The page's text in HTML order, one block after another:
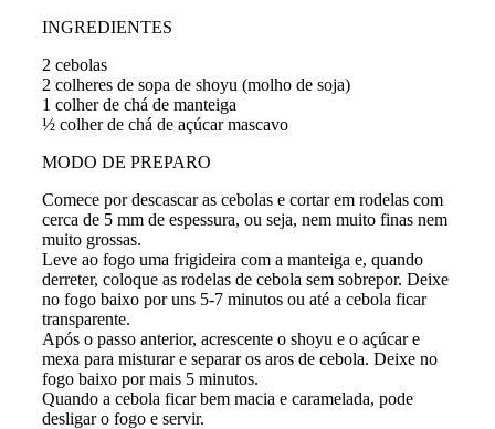
INGREDIENTES
2 cebolas
2 colheres de sopa de shoyu (molho de soja)
1 colher de chá de manteiga
½ colher de chá de açúcar mascavo
MODO DE PREPARO
Comece por descascar as cebolas e cortar em rodelas com
cerca de 5 mm de espessura, ou seja, nem muito finas nem
muito grossas.
Leve ao fogo uma frigideira com a manteiga e, quando
derreter, coloque as rodelas de cebola sem sobrepor. Deixe
no fogo baixo por uns 5-7 minutos ou até a cebola ficar
transparente.
Após o passo anterior, acrescente o shoyu e o açúcar e
mexa para misturar e separar os aros de cebola. Deixe no
fogo baixo por mais 5 minutos.
Quando a cebola ficar bem macia e caramelada, pode
desligar o fogo e servir.